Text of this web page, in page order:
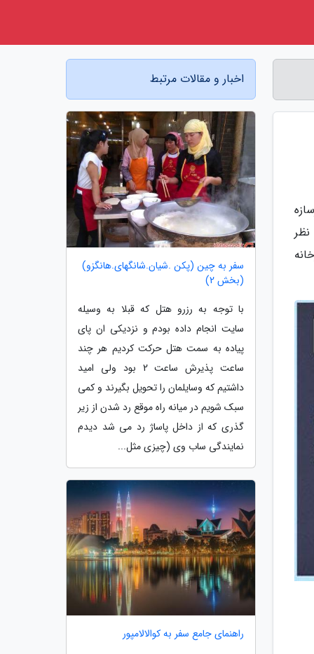
شکل مهم تری دارد. در اینجا می خواهیم به معرفی 10 کارخانه
اخبار و مقالات مرتبط
سفر به چین (پکن .شیان.شانگهای.هانگزو)
(بخش 2)
با توجه به رزرو هتل که قبلا به وسیله
سایت انجام داده بودم و نزدیکی ان پای
پیاده به سمت هتل حرکت کردیم هر چند
ساعت پذیرش ساعت 2 بود ولی امید
داشتیم که وسایلمان را تحویل بگیرند و کمی
سبک شویم در میانه راه موقع رد شدن از زیر
گذری که از داخل پاساژ رد می شد دیدم
نمایندگی ساب وی (چیزی مثل...
راهنمای جامع سفر به کوالالامپور